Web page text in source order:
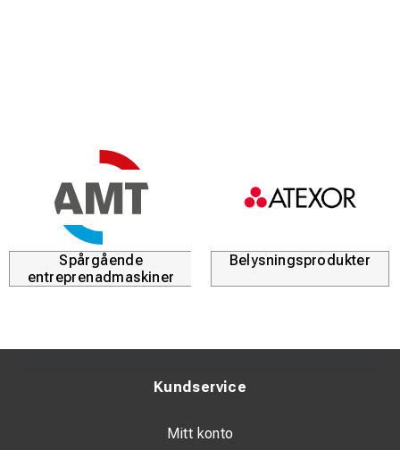
Spårgående
entreprenadmaskiner
Belysningsprodukter
Kundservice
Mitt konto